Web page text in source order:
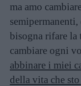
ma amo
bisogna rifare la
cambiare ogni
abbinare i miei
della vita che